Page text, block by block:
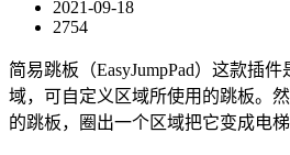
2021-09-18
2754
简易跳板（EasyJumpPad）这款插
域，可自定义区域所使用的跳板。
的跳板，圈出一个区域把它变成电梯